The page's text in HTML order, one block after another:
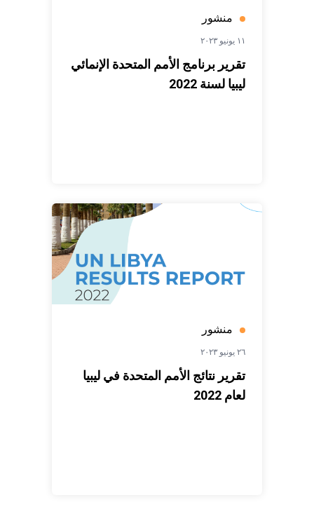
منشور
١١ يونيو ٢٠٢٣
تقرير برنامج الأمم المتحدة الإنمائي
ليبيا لسنة 2022
منشور
٢٦ يونيو ٢٠٢٣
تقرير نتائج الأمم المتحدة في ليبيا
لعام 2022